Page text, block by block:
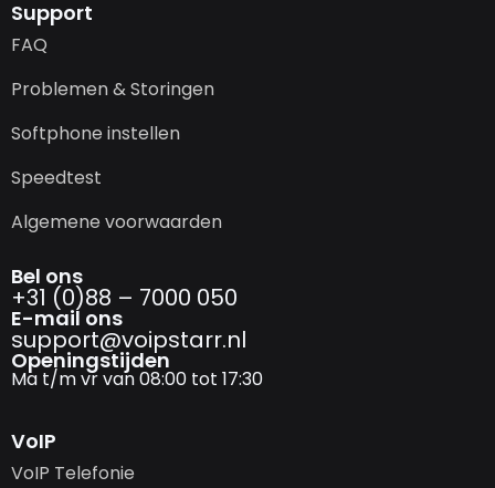
Support
FAQ
Problemen & Storingen
Softphone instellen
Speedtest
Algemene voorwaarden
Bel ons
+31 (0)88 – 7000 050
E-mail ons
support@­voipstarr.nl
Openingstijden
Ma t/m vr van 08:00 tot 17:30
VoIP
VoIP Telefonie